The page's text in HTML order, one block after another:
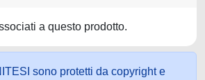
a questo prodotto.
sono protetti da copyright e